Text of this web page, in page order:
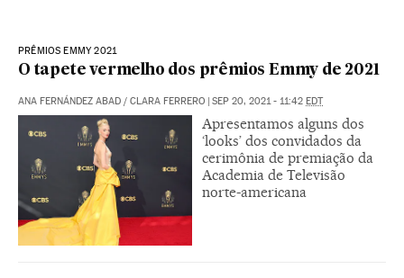
PRÊMIOS EMMY 2021
O tapete vermelho dos prêmios Emmy de 2021
ANA FERNÁNDEZ ABAD / CLARA FERRERO | SEP 20, 2021 - 11:42 EDT
Apresentamos alguns dos
‘looks’ dos convidados da
cerimônia de premiação da
Academia de Televisão
norte-americana